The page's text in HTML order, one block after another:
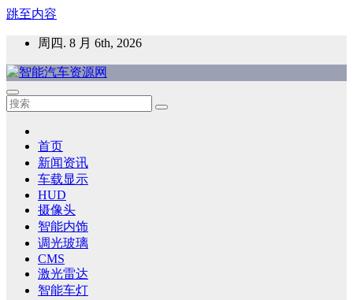
跳至内容
周四. 8 月 6th, 2026
智能汽车资源网
智能表面，智能内饰，新能源汽车，HMI，人车交互，智能车
首页
新闻资讯
车载显示
HUD
摄像头
智能内饰
调光玻璃
CMS
激光雷达
智能车灯